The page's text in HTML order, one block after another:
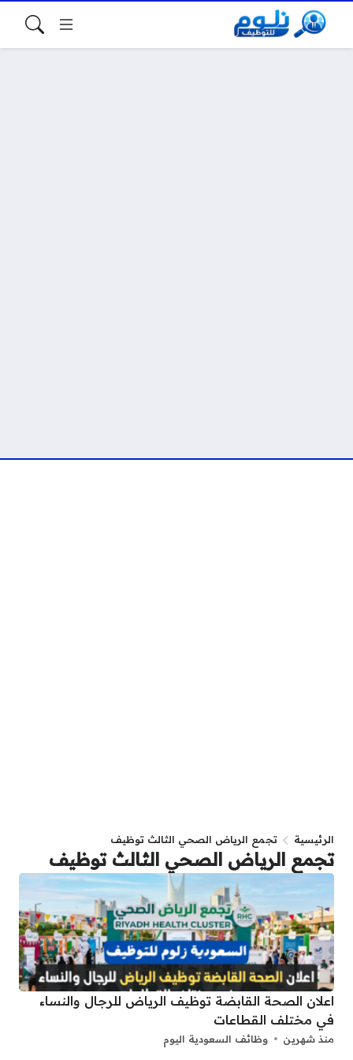
الرئيسية تجمع الرياض الصحي الثالث توظيف
تجمع الرياض الصحي الثالث توظيف
اعلان الصحة القابضة توظيف الرياض للرجال والنساء
في مختلف القطاعات
منذ شهرين وظائف السعودية اليوم